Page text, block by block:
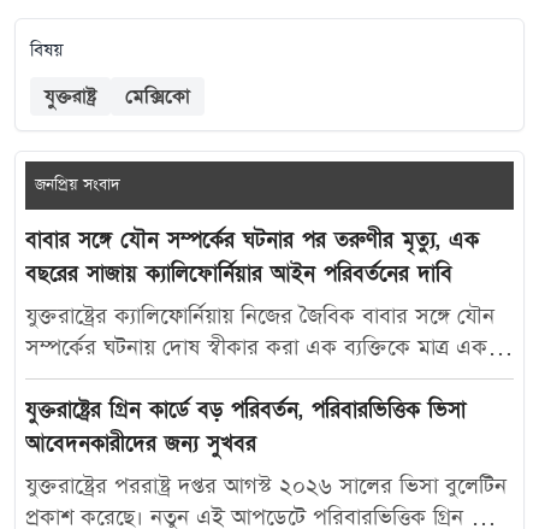
বিষয়
যুক্তরাষ্ট্র মেক্সিকো
জনপ্রিয় সংবাদ
বাবার সঙ্গে যৌন সম্পর্কের ঘটনার পর তরুণীর মৃত্যু, এক
বছরের সাজায় ক্যালিফোর্নিয়ার আইন পরিবর্তনের দাবি
যুক্তরাষ্ট্রের ক্যালিফোর্নিয়ায় নিজের জৈবিক বাবার সঙ্গে যৌন
সম্পর্কের ঘটনায় দোষ স্বীকার করা এক ব্যক্তিকে মাত্র এক
বছরের কারাদণ্ড দেওয়ায় নতুন করে বিতর্ক তৈরি হয়েছে।
আদালতের এই রায়ে অসন্তোষ প্রকাশ করে ভুক্তভোগী
তরুণীর মা ক্যালিফোর্নিয়ার যৌন অপরাধ-সংক্রান্ত আইন
আরও কঠোর করার দাবি জানিয়েছেন। মার্কিন সংবাদমাধ্যম
দ্য ক্যালিফোর্নিয়া পোস্ট-কে দেওয়া সাক্ষাৎকারে ক্যারোলিনা
যুক্তরাষ্ট্রের গ্রিন কার্ডে বড় পরিবর্তন, পরিবারভিত্তিক ভিসা
আবেদনকারীদের জন্য সুখবর
যুক্তরাষ্ট্রের পররাষ্ট্র দপ্তর আগস্ট ২০২৬ সালের ভিসা বুলেটিন
প্রকাশ করেছে। নতুন এই আপডেটে পরিবারভিত্তিক গ্রিন কার্ড